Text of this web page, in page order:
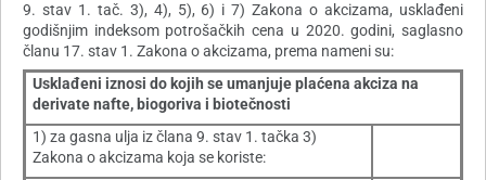
9. stav 1. tač. 3), 4), 5), 6) i 7) Zakona o akcizama, usklađeni
godišnjim indeksom potrošačkih cena u 2020. godini, saglasno
članu 17. stav 1. Zakona o akcizama, prema nameni su:
Usklađeni iznosi do kojih se umanjuje plaćena akciza na
derivate nafte, biogoriva i biotečnosti
1) za gasna ulja iz člana 9. stav 1. tačka 3)
Zakona o akcizama koja se koriste: